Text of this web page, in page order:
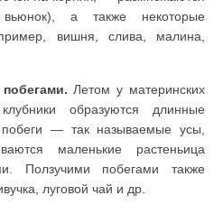
а также некоторые
вишня, слива, малина,
Летом у материнских
образуются длинные
побеги — так называемые усы,
маленькие растеньица
Ползучими побегами также
луговой чай и др.